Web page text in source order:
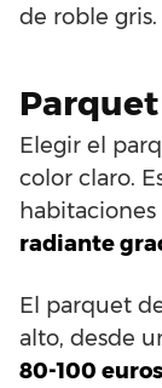
de roble gris.
Elegir el
color claro.
habitaciones
radiante
El parquet
alto, desde
80-100